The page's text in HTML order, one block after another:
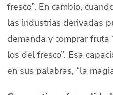
fresco”. En cambio,
las industrias derivadas
demanda y comprar fruta
los del fresco”. Esa
en sus palabras, “la